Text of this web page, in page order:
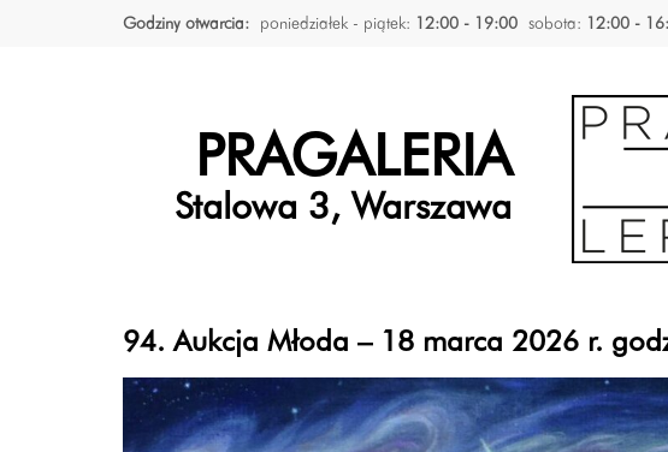
Godziny otwarcia: poniedziałek - piątek: 12:00 - 19:00 sobota: 12:00 -
PRAGALERIA
Stalowa 3, Warszawa
94. Aukcja Młoda – 18 marca 2026 r.